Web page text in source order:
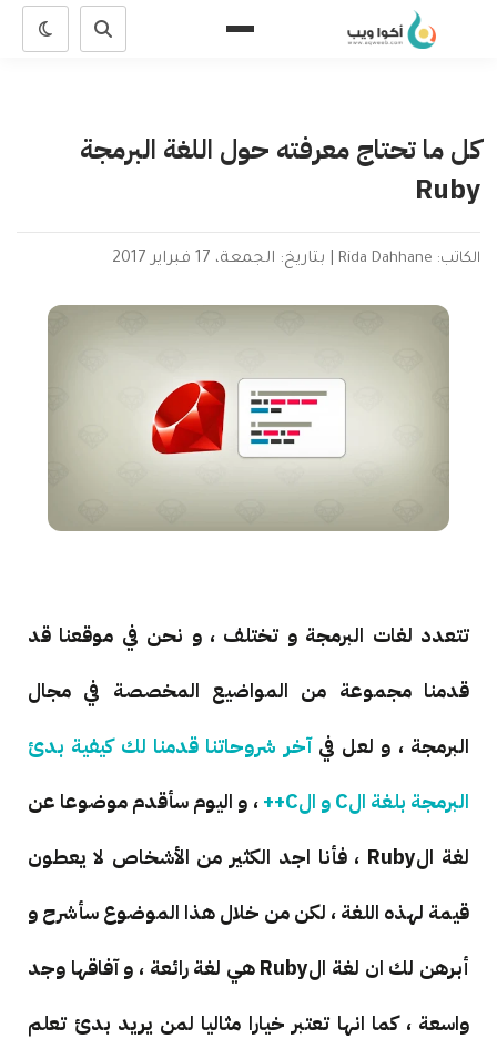
كل ما تحتاج معرفته حول اللغة البرمجة
Ruby
الكاتب: Rida Dahhane بتاريخ: الجمعة، 17 فبراير 2017
تتعدد لغات البرمجة و تختلف ، و نحن في موقعنا قد
قدمنا مجموعة من المواضيع المخصصة في مجال
البرمجة ، و لعل فيآخر شروحاتنا قدمنا لك كيفية بدئ
البرمجة بلغة الC و الC++
، و اليوم سأقدم موضوعا عن
لغة الRuby ، فأنا اجد الكثير من الأشخاص لا يعطون
قيمة لهذه اللغة ، لكن من خلال هذا الموضوع سأشرح و
أبرهن لك ان لغة الRuby هي لغة رائعة ، و آفاقها وجد
واسعة ، كما انها تعتبر خيارا مثاليا لمن يريد بدئ تعلم